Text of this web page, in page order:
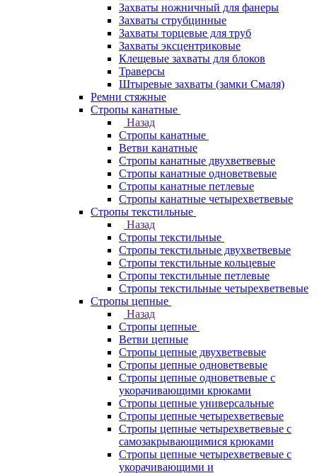
Захваты ножничный для фанеры
Захваты струбцинные
Захваты торцевые для труб
Захваты эксцентриковые
Клещевые захваты для блоков
Траверсы
Штыревые захваты (замки Смаля)
Ремни стяжные
Стропы канатные
Назад
Стропы канатные
Ветви канатные
Стропы канатные двухветвевые
Стропы канатные одноветвевые
Стропы канатные петлевые
Стропы канатные четырехветвевые
Стропы текстильные
Назад
Стропы текстильные
Стропы текстильные двухветвевые
Стропы текстильные кольцевые
Стропы текстильные петлевые
Стропы текстильные четырехветвевые
Стропы цепные
Назад
Стропы цепные
Ветви цепные
Стропы цепные двухветвевые
Стропы цепные одноветвевые
Стропы цепные одноветвевые с
укорачивающими крюками
Стропы цепные универсальные
Стропы цепные четырехветвевые
Стропы цепные четырехветвевые с
самозакрывающимися крюками
Стропы цепные четырехветвевые с
укорачивающими и